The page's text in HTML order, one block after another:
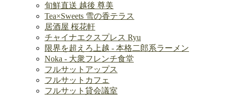
旬鮮直送 越後 尊美
Tea×Sweets 雪の香テラス
居酒屋 桜花軒
チャイナエクスプレス Ryu
限界を超えろ上越 - 本格二郎系ラーメン
Noka - 大衆フレンチ食堂
フルサットアップス
フルサットカフェ
フルサット貸会議室